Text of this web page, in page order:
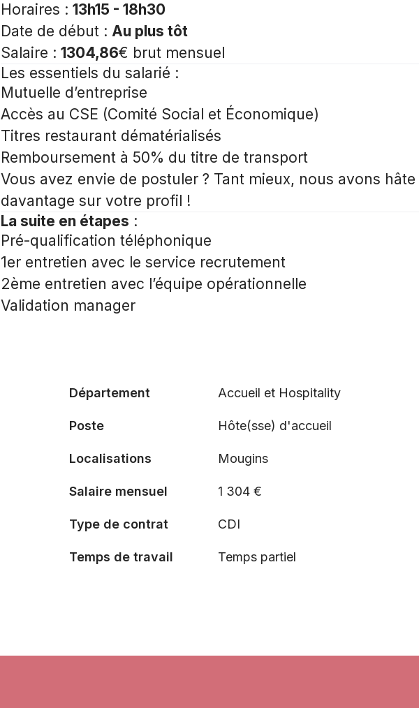
Horaires : 13h15 - 18h30
Date de début : Au plus tôt
Salaire : 1304,86€ brut mensuel
Les essentiels du salarié :
Mutuelle d’entreprise
Accès au CSE (Comité Social et Économique)
Titres restaurant dématérialisés
Remboursement à 50% du titre de transport
Vous avez envie de postuler ? Tant mieux, nous avons hâte
davantage sur votre profil !
La suite en étapes :
Pré-qualification téléphonique
1er entretien avec le service recrutement
2ème entretien avec l’équipe opérationnelle
Validation manager
Département Accueil et Hospitality
Poste Hôte(sse) d'accueil
Localisations Mougins
Salaire mensuel 1 304 €
Type de contrat CDI
Temps de travail Temps partiel